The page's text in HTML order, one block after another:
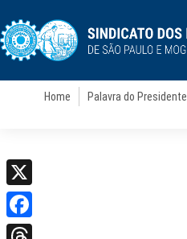
Home Palavra do Presidente
X
Facebook